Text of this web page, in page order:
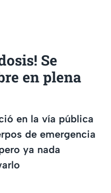
Se
en plena
en la vía pública
de emergencia
ya nada